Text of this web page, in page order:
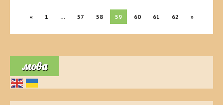
« 1 … 57 58 59 60 61 62 »
мова